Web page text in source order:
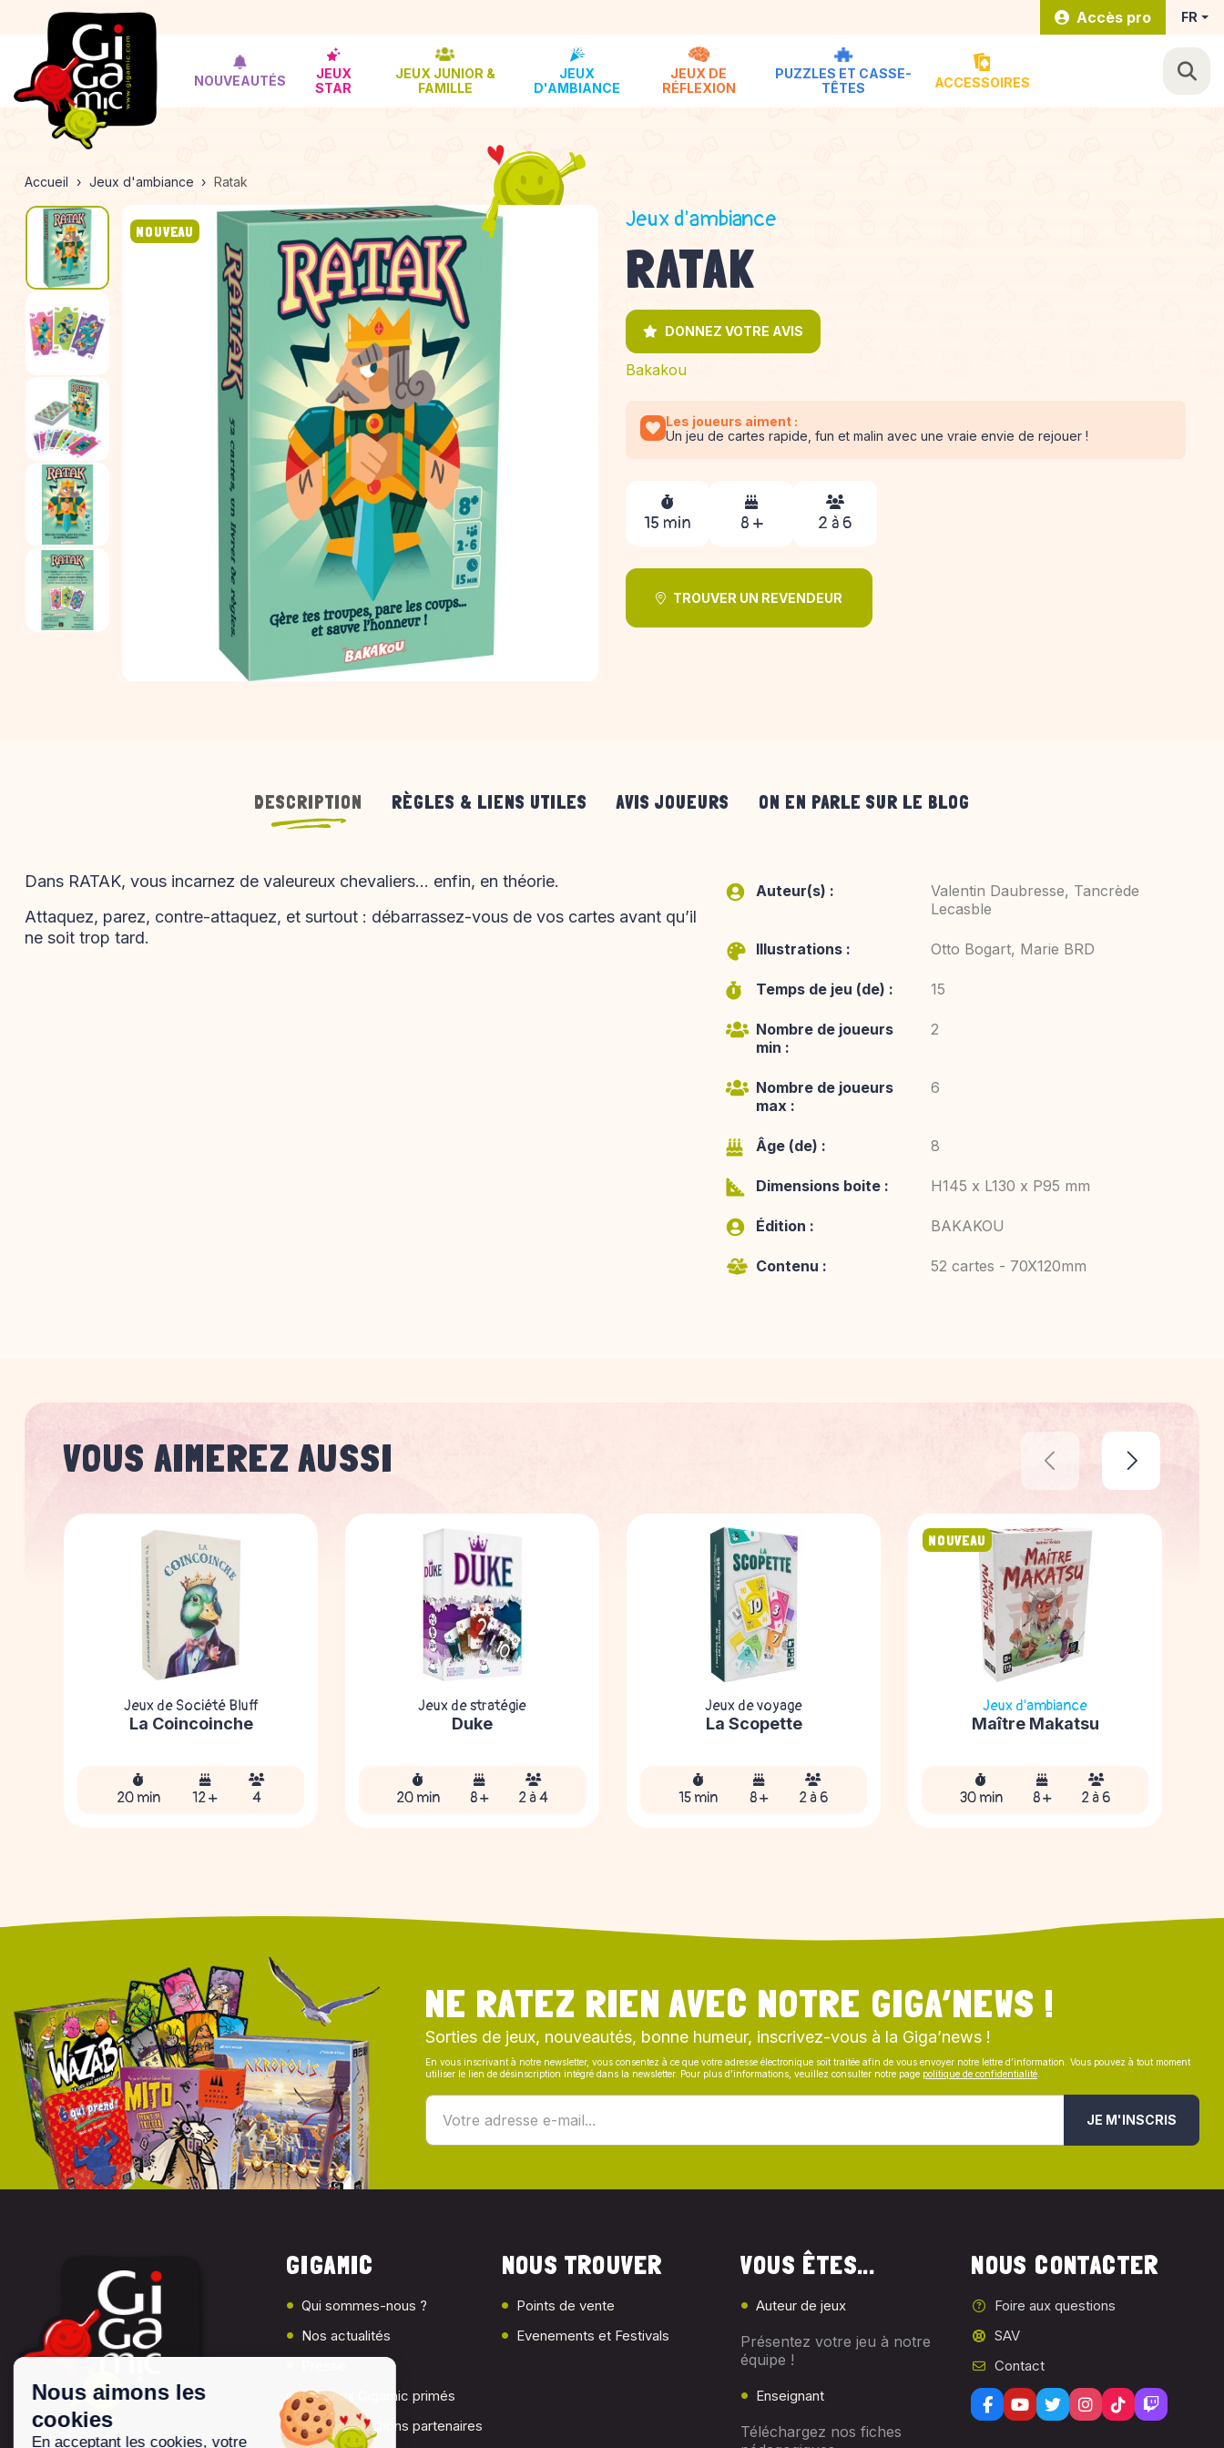
Accès pro FR
NOUVEAUTÉS
JEUX
STAR
JEUX JUNIOR &
FAMILLE
JEUX
D'AMBIANCE
JEUX DE
RÉFLEXION
PUZZLES ET CASSE-
TÊTES
ACCESSOIRES
Accueil Jeux d'ambiance Ratak
NOUVEAU Jeux d'ambiance
RATAK
DONNEZ VOTRE AVIS
Bakakou
Les joueurs aiment :
Un jeu de cartes rapide, fun et malin avec une vraie envie de rejouer !
15 min 8 + 2 à 6
TROUVER UN REVENDEUR
DESCRIPTION RÈGLES & LIENS UTILES AVIS JOUEURS ON EN PARLE SUR LE BLOG
Dans RATAK, vous incarnez de valeureux chevaliers... enfin, en théorie.
Attaquez, parez, contre-attaquez, et surtout : débarrassez-vous de vos cartes avant qu’il
ne soit trop tard.
Auteur(s) :
Valentin Daubresse, Tancrède
Lecasble
Illustrations : Otto Bogart, Marie BRD
Temps de jeu (de) : 15
Nombre de joueurs
min :
2
Nombre de joueurs
max :
6
Âge (de) : 8
Dimensions boite : H145 x L130 x P95 mm
Édition : BAKAKOU
Contenu : 52 cartes - 70X120mm
VOUS AIMEREZ AUSSI
Jeux de Société Bluff
La Coincoinche
20 min 12 + 4
Jeux de stratégie
Duke
20 min 8 + 2 à 4
Jeux de voyage
La Scopette
15 min 8 + 2 à 6
Jeux d'ambiance
Maître Makatsu
30 min 8 + 2 à 6
NOUVEAU
NE RATEZ RIEN AVEC NOTRE GIGA’NEWS !
Sorties de jeux, nouveautés, bonne humeur, inscrivez-vous à la Giga’news !
En vous inscrivant à notre newsletter, vous consentez à ce que votre adresse électronique soit traitée afin de vous envoyer notre lettre d’information. Vous pouvez à tout moment
utiliser le lien de désinscription intégré dans la newsletter. Pour plus d’informations, veuillez consulter notre page politique de confidentialité
JE M'INSCRIS
GIGAMIC
Qui sommes-nous ?
Nos actualités
Les jeux Gigamic primés
Nos associations partenaires
NOUS TROUVER
Points de vente
Evenements et Festivals
VOUS ÊTES...
Auteur de jeux
Présentez votre jeu à notre
équipe !
Enseignant
Téléchargez nos fiches
NOUS CONTACTER
Foire aux questions
SAV
Contact